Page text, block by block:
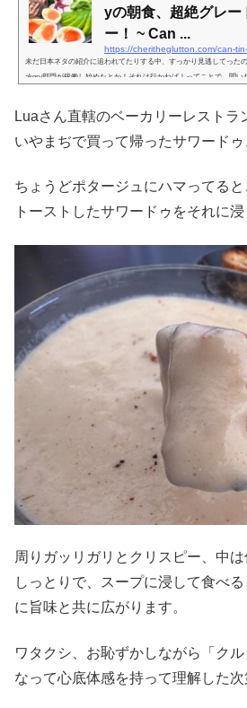
yの朝食、超絶グレー
ー！ ~ Can ...
https://cheritheglutton.com/can-
未だ日本ネタの紹介に追われてたりする中、すっかり見逃してった
akery部門が稼働し始めたとか！それは行かねば！ってことで、聞い
こちらの門をくぐると右側奥に細い通路がありまして。そこを、ど
y。以前から思ってたけど...
Luaさん直轄のベーカリーレストラ
いやまぢで買って帰ったサワードゥ
ちょうどポタージュにハマってると
トーストしたサワードゥをそれに浸
周りガッリガリとクリスピー、中
しっとりで、スープに浸して食べ
に旨味と共に広がります。
ワタクシ、お恥ずかしながら「ク
なって心底体感を持って理解した次